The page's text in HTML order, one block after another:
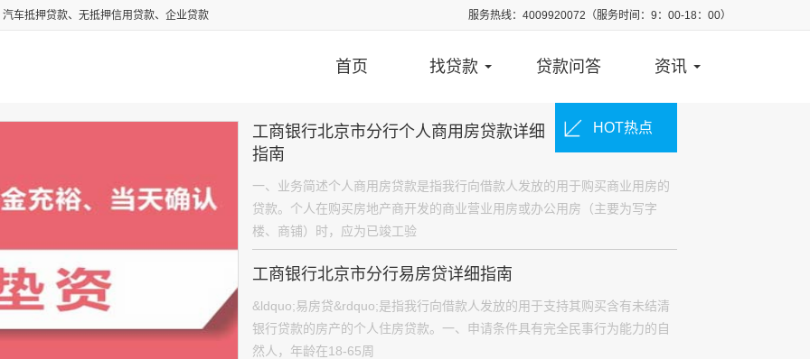
车抵押贷款、无抵押信用贷款、企业贷款 服务热线：4009920072（服务时间：9：00-18：00）
首页 找贷款 贷款问答 资讯
HOT热点
工商银行北京市分行个人商用房贷款详细
指南
一、业务简述个人商用房贷款是指我行向借款人发放的用于购买商业用房的
贷款。个人在购买房地产商开发的商业营业用房或办公用房（主要为写字
楼、商铺）时，应为已竣工验
工商银行北京市分行易房贷详细指南
&ldquo;易房贷&rdquo;是指我行向借款人发放的用于支持其购买含有未结清
银行贷款的房产的个人住房贷款。一、申请条件具有完全民事行为能力的自
然人，年龄在18-65周